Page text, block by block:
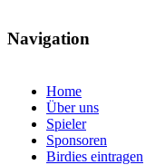
Navigation
Home
Über uns
Spieler
Sponsoren
Birdies eintragen